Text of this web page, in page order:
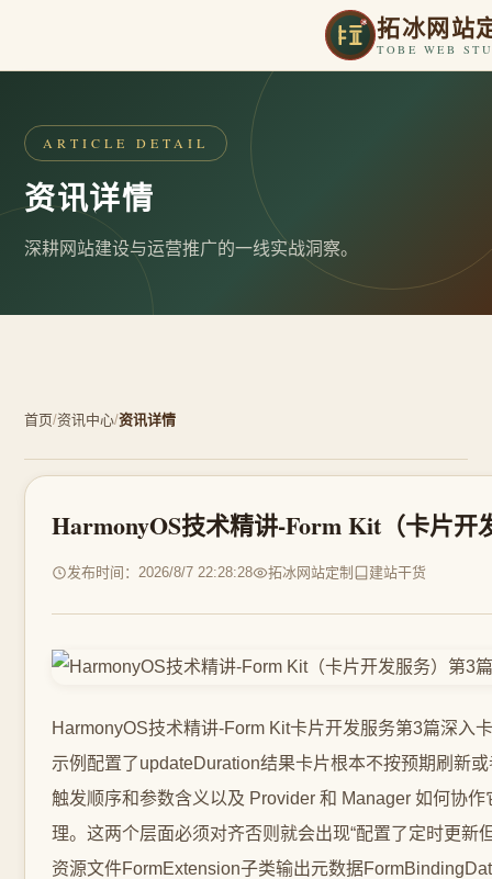
拓冰网站
TOBE WEB
ARTICLE DETAIL
资讯详情
深耕网站建设与运营推广的一线实战洞察。
首页/资讯中心/资讯详情
HarmonyOS技术精讲-Form Kit（卡片
发布时间：2026/8/7 22:28:28 拓冰网站定制 建站干货
HarmonyOS技术精讲-Form Kit卡片开发服务第3篇深入
示例配置了updateDuration结果卡片根本不按预期刷新
触发顺序和参数含义以及 Provider 和 Manager 如何协
理。这两个层面必须对齐否则就会出现“配置了定时更
资源文件FormExtension子类输出元数据